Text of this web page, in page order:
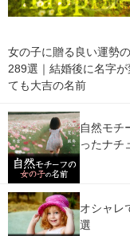
女の子に贈る良い運勢
289選｜結婚後に名字が
ても大吉の名前
自然モチ
ったナチ
オシャレ
選